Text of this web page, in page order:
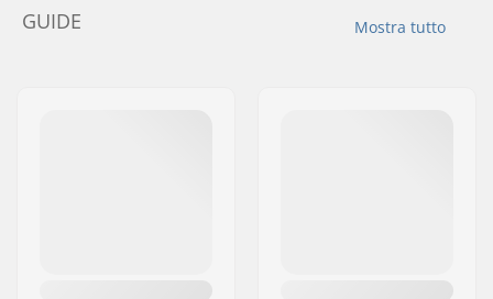
Mostra tutto
GUIDE